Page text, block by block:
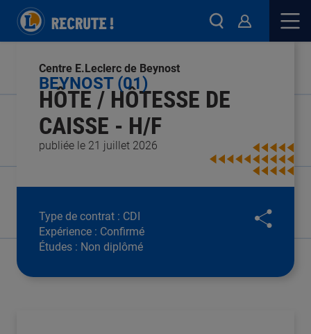
publiée le 21 juillet 2026
HÔTE / HÔTESSE DE
CAISSE - H/F
BEYNOST (01)
Centre E.Leclerc de Beynost
Type de contrat : CDI
Expérience : Confirmé
Études : Non diplômé